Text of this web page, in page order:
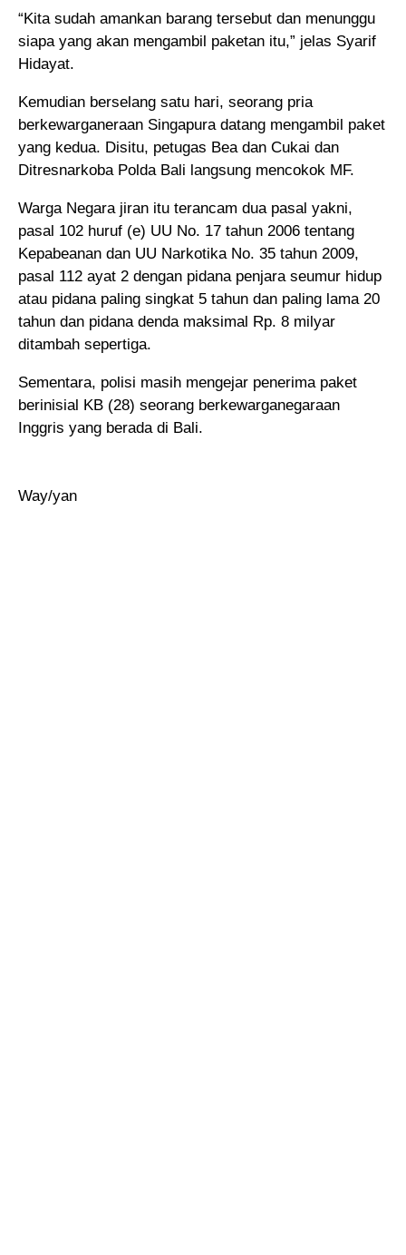
“Kita sudah amankan barang tersebut dan menunggu
siapa yang akan mengambil paketan itu,” jelas Syarif
Hidayat.
Kemudian berselang satu hari, seorang pria
berkewarganeraan Singapura datang mengambil paket
yang kedua. Disitu, petugas Bea dan Cukai dan
Ditresnarkoba Polda Bali langsung mencokok MF.
Warga Negara jiran itu terancam dua pasal yakni,
pasal 102 huruf (e) UU No. 17 tahun 2006 tentang
Kepabeanan dan UU Narkotika No. 35 tahun 2009,
pasal 112 ayat 2 dengan pidana penjara seumur hidup
atau pidana paling singkat 5 tahun dan paling lama 20
tahun dan pidana denda maksimal Rp. 8 milyar
ditambah sepertiga.
Sementara, polisi masih mengejar penerima paket
berinisial KB (28) seorang berkewarganegaraan
Inggris yang berada di Bali.
Way/yan